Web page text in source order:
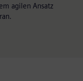
agilen Ansatz